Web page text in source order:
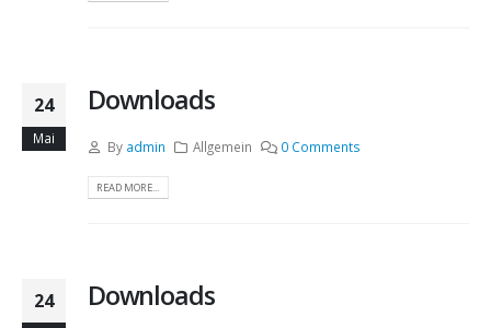
24
Mai
Downloads
By admin Allgemein 0 Comments
READ MORE...
24 Downloads